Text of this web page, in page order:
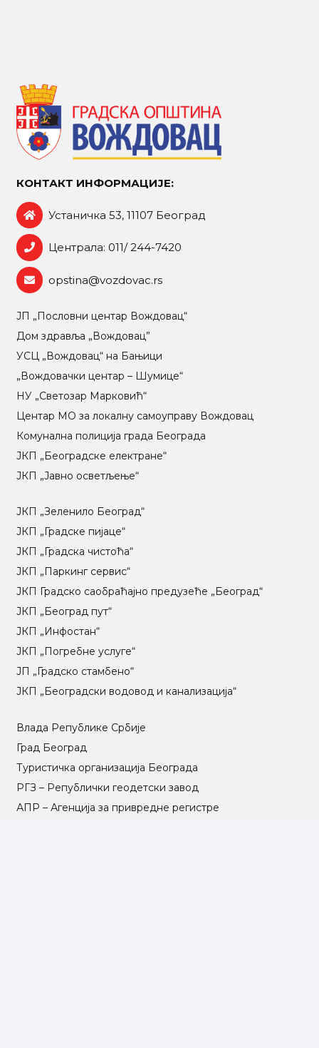
КОНТАКТ ИНФОРМАЦИЈЕ:
Устаничка 53, 11107 Београд
Централа: 011/ 244-7420
opstina@vozdovac.rs
ЈП „Пословни центар Вождовац“
Дом здравља „Вождовац”
УСЦ „Вождовац“ на Бањици
„Вождовачки центар – Шумице“
НУ „Светозар Марковић“
Центар МO за локалну самоуправу Вождовац
Комунална полиција града Београда
ЈКП „Београдске електране“
ЈКП „Јавно осветљење“
ЈКП „Зеленило Београд“
ЈКП „Градске пијаце“
ЈКП „Градска чистоћа“
ЈКП „Паркинг сервис“
ЈКП Градско саобраћајно предузеће „Београд“
ЈКП „Београд пут“
ЈКП „Инфостан“
ЈКП „Погребне услуге“
ЈП „Градско стамбено“
ЈКП „Београдски водовод и канализација“
Влада Републике Србије
Град Београд
Туристичка организација Београда
РГЗ – Републички геодетски завод
АПР – Агенција за привредне регистре